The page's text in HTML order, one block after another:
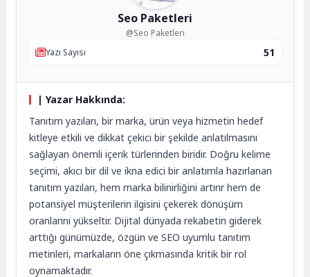
Seo Paketleri
@Seo Paketleri
Yazı Sayısı
51
| Yazar Hakkında:
Tanıtım yazıları, bir marka, ürün veya hizmetin hedef
kitleye etkili ve dikkat çekici bir şekilde anlatılmasını
sağlayan önemli içerik türlerinden biridir. Doğru kelime
seçimi, akıcı bir dil ve ikna edici bir anlatımla hazırlanan
tanıtım yazıları, hem marka bilinirliğini artırır hem de
potansiyel müşterilerin ilgisini çekerek dönüşüm
oranlarını yükseltir. Dijital dünyada rekabetin giderek
arttığı günümüzde, özgün ve SEO uyumlu tanıtım
metinleri, markaların öne çıkmasında kritik bir rol
oynamaktadır.